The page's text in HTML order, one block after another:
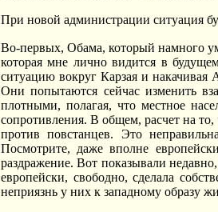
При новой администрации ситуация
Во-первых, Обама, который намного
которая мне лично видится в
ситуацию вокруг Карзая и
Они попытаются сейчас изменить
плотными, полагая, что местное
сопротивления. В общем, расчет на то,
против повстанцев. Это
Посмотрите, даже вполне
раздражение. Вот показывали
европейски, свободно, сделала
неприязнь у них к западному образу